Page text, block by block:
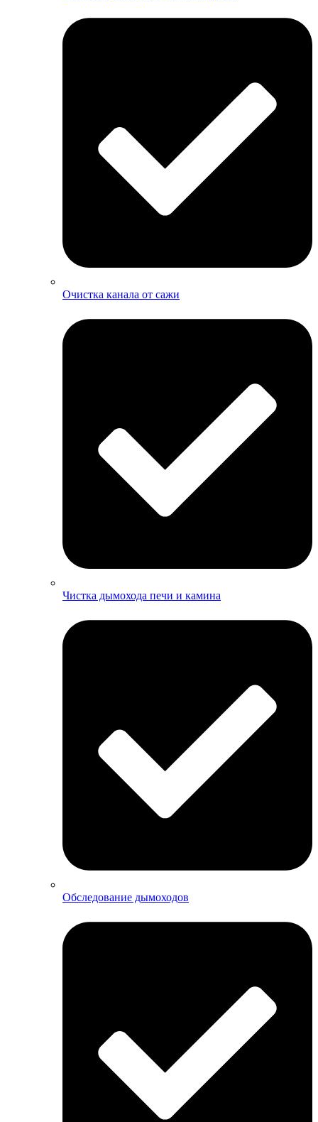
Очистка канала от сажи
Чистка дымохода печи и камина
Обследование дымоходов